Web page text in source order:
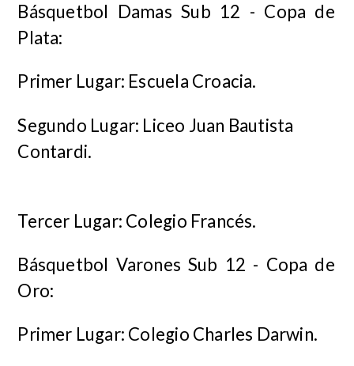
Básquetbol Damas Sub 12 - Copa de
Plata:
Primer Lugar: Escuela Croacia.
Segundo Lugar: Liceo Juan Bautista
Contardi.
Tercer Lugar: Colegio Francés.
Básquetbol Varones Sub 12 - Copa de
Oro:
Primer Lugar: Colegio Charles Darwin.